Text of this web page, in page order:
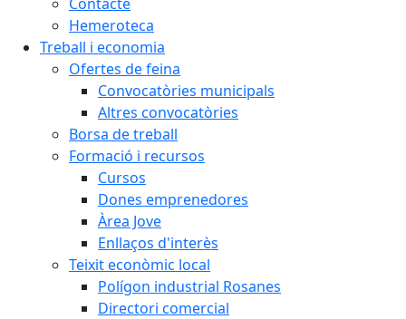
Hemeroteca
Treball i economia
Ofertes de feina
Convocatòries municipals
Altres convocatòries
Borsa de treball
Formació i recursos
Cursos
Dones emprenedores
Àrea Jove
Enllaços d'interès
Teixit econòmic local
Polígon industrial Rosanes
Directori comercial